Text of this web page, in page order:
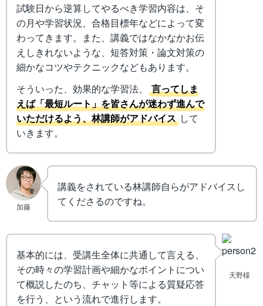
試験日から逆算してやるべき学習内容は、そ
の月や学習状況、合格目標年などによって変
わってきます。また、講義ではなかなかお伝
えしきれないような、短答対策・論文対策の
細かなコツやテクニックなどもあります。
そういった、効果的な学習法、
言ってしま
えば「最短ルート」を皆さんが迷わず進んで
いただけるよう、林講師がアドバイス して
いきます。
加藤
講義をされている林講師自らがアドバイスし
てくださるのですね。
天野様
基本的には、受講生全体に共通して言える、
その時々の学習計画や細かなポイントについ
て概説したのち、チャット等による質疑応答
を行う、という流れで進行します。